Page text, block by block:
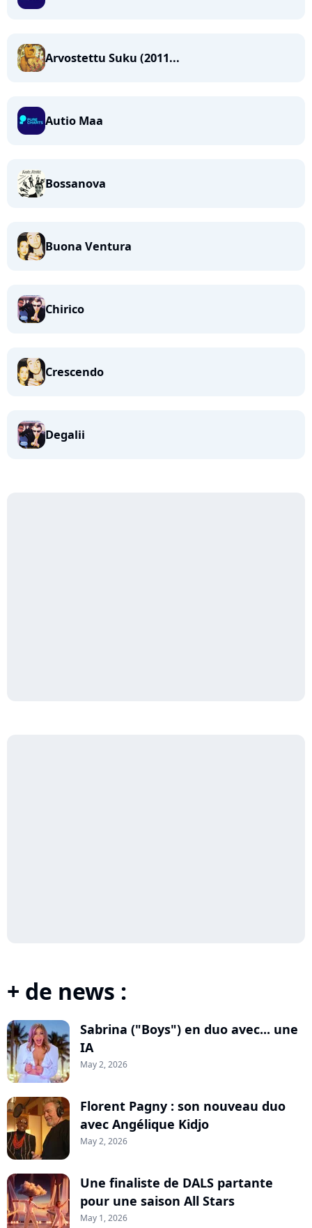
Arvostettu Suku (2011...
Autio Maa
Bossanova
Buona Ventura
Chirico
Crescendo
Degalii
+ de news :
Sabrina ("Boys") en duo avec... une
IA
May 2, 2026
Florent Pagny : son nouveau duo
avec Angélique Kidjo
May 2, 2026
Une finaliste de DALS partante
pour une saison All Stars
May 1, 2026